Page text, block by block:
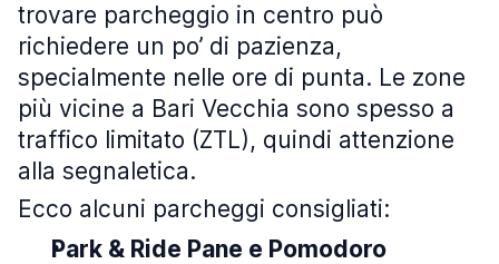
trovare parcheggio in centro può
richiedere un po’ di pazienza,
specialmente nelle ore di punta. Le zone
più vicine a Bari Vecchia sono spesso a
traffico limitato (ZTL), quindi attenzione
alla segnaletica.
Ecco alcuni parcheggi consigliati:
Park & Ride Pane e Pomodoro